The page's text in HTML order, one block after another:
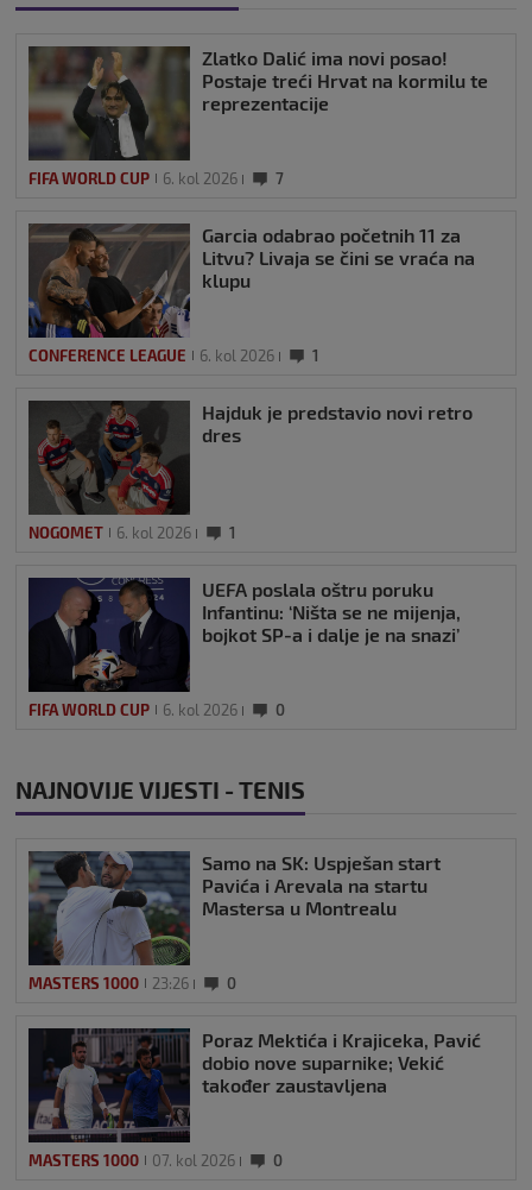
Zlatko Dalić ima novi posao!
Postaje treći Hrvat na kormilu te
reprezentacije
FIFA WORLD CUP 6. kol 2026 7
Garcia odabrao početnih 11 za
Litvu? Livaja se čini se vraća na
klupu
CONFERENCE LEAGUE 6. kol 2026 1
Hajduk je predstavio novi retro
dres
NOGOMET 6. kol 2026 1
UEFA poslala oštru poruku
Infantinu: ‘Ništa se ne mijenja,
bojkot SP-a i dalje je na snazi’
FIFA WORLD CUP 6. kol 2026 0
NAJNOVIJE VIJESTI - TENIS
Samo na SK: Uspješan start
Pavića i Arevala na startu
Mastersa u Montrealu
MASTERS 1000 23:26 0
Poraz Mektića i Krajiceka, Pavić
dobio nove suparnike; Vekić
također zaustavljena
MASTERS 1000 07. kol 2026 0